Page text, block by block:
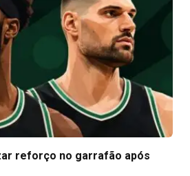
reforço no garrafão após